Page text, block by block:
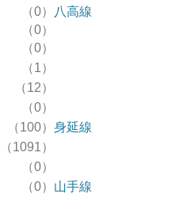
（0） 八高線
（0）
（0）
（1）
（12）
（0）
（100）身延線
（1091）
（0）
（0） 山手線